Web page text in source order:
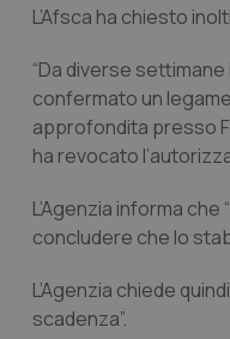
L’Afsca ha chiesto
“Da diverse
confermato un
approfondita presso
ha revocato
L’Agenzia informa
concludere che lo
L’Agenzia chiede
scadenza”.